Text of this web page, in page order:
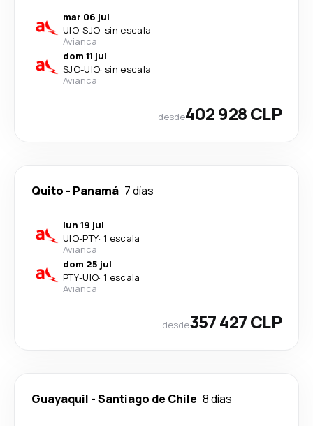
mar 06 jul
UIO-SJO· sin escala
Avianca
dom 11 jul
SJO-UIO· sin escala
Avianca
desde402 928 CLP
Quito - Panamá 7 días
lun 19 jul
UIO-PTY· 1 escala
Avianca
dom 25 jul
PTY-UIO· 1 escala
Avianca
desde357 427 CLP
Guayaquil -Santiago de Chile 8 días